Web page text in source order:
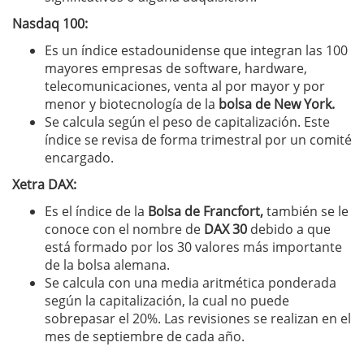
Nasdaq 100:
Es un índice estadounidense que integran las 100
mayores empresas de software, hardware,
telecomunicaciones, venta al por mayor y por
menor y biotecnología de la bolsa de New York.
Se calcula según el peso de capitalización. Este
índice se revisa de forma trimestral por un comité
encargado.
Xetra DAX:
Es el índice de la Bolsa de Francfort,también se le
conoce con el nombre de DAX 30 debido a que
está formado por los 30 valores más importante
de la bolsa alemana.
Se calcula con una media aritmética ponderada
según la capitalización, la cual no puede
sobrepasar el 20%. Las revisiones se realizan en el
mes de septiembre de cada año.